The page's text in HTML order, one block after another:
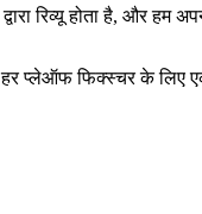
रिव्यू होता है, और हम
प्लेऑफ फिक्स्चर के लिए